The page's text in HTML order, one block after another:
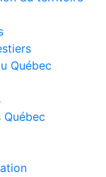
Québec